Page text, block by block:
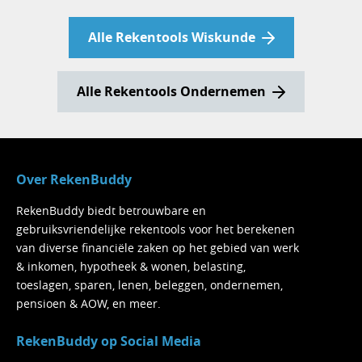
Let op: twee keer 25% korting is dus niet
Alle Rekentools Wiskunde
Alle Rekentools Ondernemen
Over RekenBuddy
RekenBuddy biedt betrouwbare en
gebruiksvriendelijke rekentools voor het berekenen
van diverse financiële zaken op het gebied van werk
& inkomen, hypotheek & wonen, belasting,
toeslagen, sparen, lenen, beleggen, ondernemen,
pensioen & AOW, en meer.
RekenBuddy op Social Media